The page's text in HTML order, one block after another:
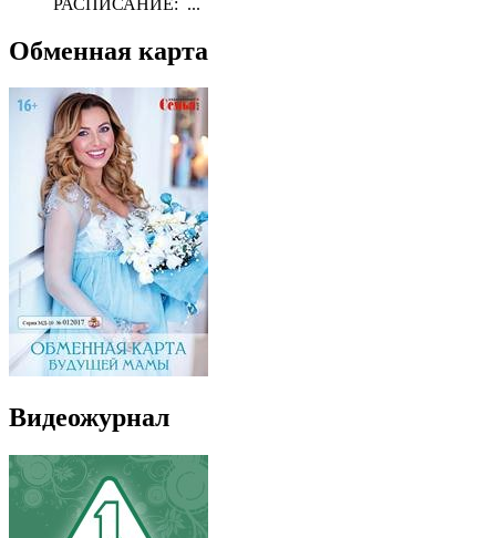
Обменная карта
Видеожурнал